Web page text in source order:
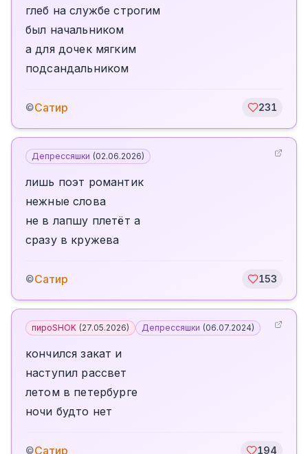
глеб на службе строгим
был начальником
а для дочек мягким
подсандальником
©Сатир 231
Депрессяшки (02.06.2026)
лишь поэт романтик
нежные слова
не в лапшу плетёт а
сразу в кружева
©Сатир 153
пироSHOK (27.05.2026) Депрессяшки (06.07.2024)
кончился закат и
наступил рассвет
летом в петербурге
ночи будто нет
©Сатир 194